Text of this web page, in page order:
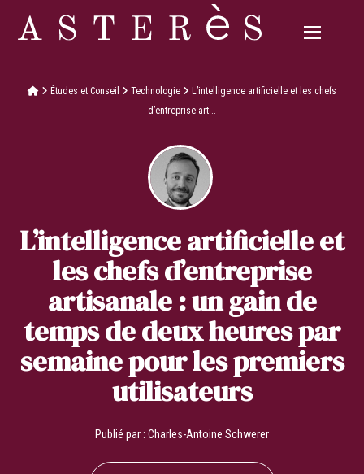
Études et Conseil Technologie
L’intelligence artificielle et les chefs
d’entreprise art...
L’intelligence artificielle et
les chefs d’entreprise
artisanale : un gain de
temps de deux heures par
semaine pour les premiers
utilisateurs
Publié par : Charles-Antoine Schwerer